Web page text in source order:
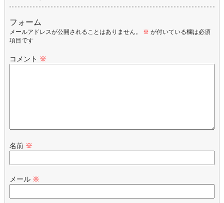
フォーム
メールアドレスが公開されることはありません。 ※ が付いている欄は必須
項目です
コメント ※
名前 ※
メール ※